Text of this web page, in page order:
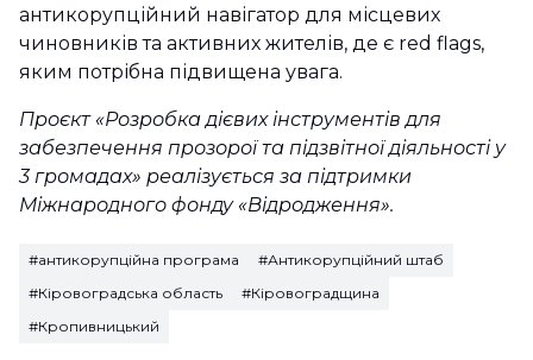
антикорупційний навігатор для місцевих
чиновників та активних жителів, де є red flags,
яким потрібна підвищена увага.
Проєкт «Розробка дієвих інструментів для
забезпечення прозорої та підзвітної діяльності у
3 громадах» реалізується за підтримки
Міжнародного фонду «Відродження».
#антикорупційна програма
#Антикорупційний штаб
#Кіровоградська область
#Кіровоградщина
#Кропивницький